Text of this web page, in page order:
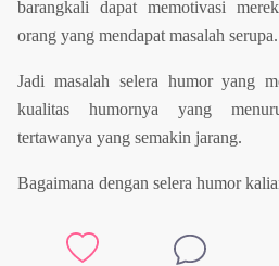
barangkali dapat memotivasi
orang yang mendapat masalah serupa.
Jadi masalah selera humor yang
kualitas humornya yang
tertawanya yang semakin jarang.
Bagaimana dengan selera humor